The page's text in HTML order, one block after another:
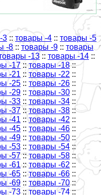
3 :: товары -4 :: товары -5
-8 :: товары -9 :: товары
-13 :: товары -14 ::
-17 ::товары -18 ::
-21 :: товары -22 ::
-25 :: товары -26 ::
-29 :: товары -30 ::
-33 :: товары -34 ::
-37 :: товары -38 ::
-41 :: товары -42 ::
-45 :: товары -46 ::
-49 :: товары -50 ::
-53 :: товары -54 ::
-57 :: товары -58 ::
-61 :: товары -62 ::
-65 ::товары -66 ::
-69 :: товары -70 ::
-73 ::товары -74 ::